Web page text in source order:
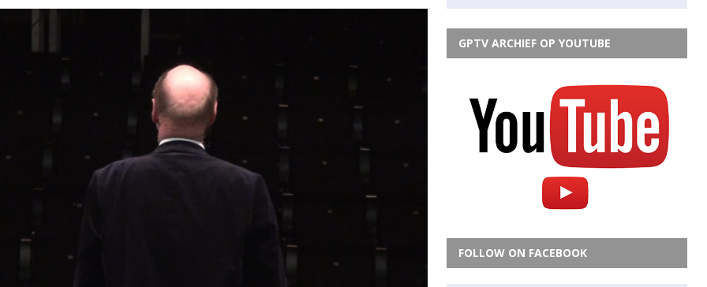
GPTV ARCHIEF OP YOUTUBE
FOLLOW ON FACEBOOK